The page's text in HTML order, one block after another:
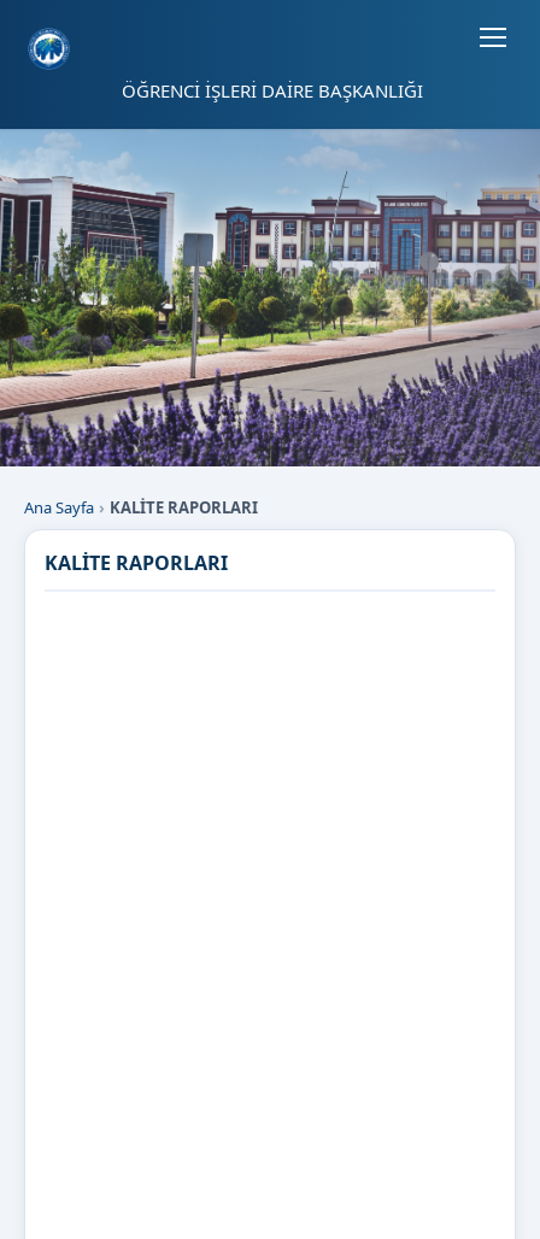
ÖĞRENCİ İŞLERİ DAİRE BAŞKANLIĞI
Ana Sayfa KALİTE RAPORLARI
KALİTE RAPORLARI